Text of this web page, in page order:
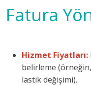
Fatura
Hizmet Fiyatları:
belirleme
lastik değişimi).